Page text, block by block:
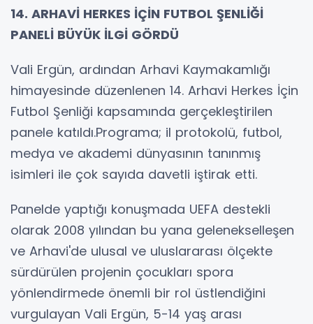
14. ARHAVİ HERKES İÇİN FUTBOL ŞENLİĞİ
PANELİ BÜYÜK İLGİ GÖRDÜ
Vali Ergün, ardından Arhavi Kaymakamlığı
himayesinde düzenlenen 14. Arhavi Herkes İçin
Futbol Şenliği kapsamında gerçekleştirilen
panele katıldı.Programa; il protokolü, futbol,
medya ve akademi dünyasının tanınmış
isimleri ile çok sayıda davetli iştirak etti.
Panelde yaptığı konuşmada UEFA destekli
olarak 2008 yılından bu yana gelenekselleşen
ve Arhavi'de ulusal ve uluslararası ölçekte
sürdürülen projenin çocukları spora
yönlendirmede önemli bir rol üstlendiğini
vurgulayan Vali Ergün, 5-14 yaş arası